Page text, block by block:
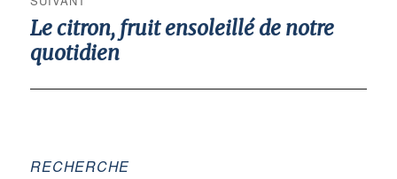
Publication
suivante :
Le citron, fruit ensoleillé de notre
quotidien
RECHERCHE